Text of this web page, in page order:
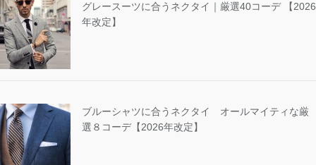
グレースーツに合うネクタイ｜厳選40コーデ 【2026
年改定】
ブルーシャツに合うネクタイ オールマイティな厳
選８コーデ【2026年改定】